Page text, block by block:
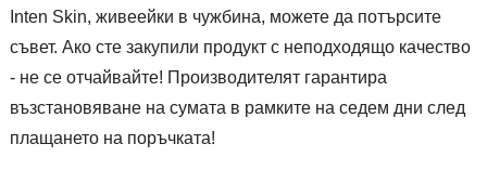
Inten Skin, живеейки в чужбина, можете да потърсите
съвет. Ако сте закупили продукт с неподходящо качество
- не се отчайвайте! Производителят гарантира
възстановяване на сумата в рамките на седем дни след
плащането на поръчката!